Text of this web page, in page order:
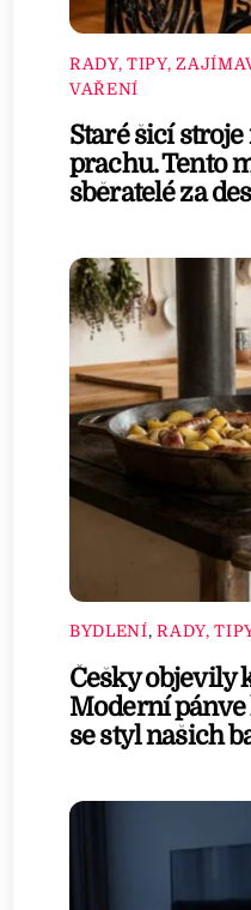
RADY, TIPY,
VAŘENÍ
Staré šicí
prachu. Tento
sběratelé za
BYDLENÍ,RADY,
Češky objevily
Moderní
se styl našich